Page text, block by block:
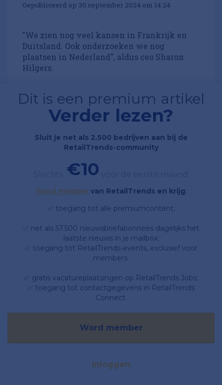
Gepubliceerd op 30 september 2024 om 14:24
"We zien nog veel kansen in Frankrijk en
Duitsland. Ook onderzoeken we nog
plaatsen in Nederland", aldus ceo Sharon
Hilgers.
Dit is een premium artikel
Verder lezen?
Sluit je net als 2.500 bedrijven aan bij de
RetailTrends-community
€10
Word member van RetailTrends en krijg;
✅ toegang tot alle premiumcontent;
✅ net als 57.500 nieuwsbriefabonnees dagelijks het
laatste nieuws in je mailbox;
✅ toegang tot RetailTrends-events, exclusief voor
members.
✅ gratis vacatureplaatsingen op RetailTrends Jobs;
✅ toegang tot contactgegevens in RetailTrends
Connect.
Word member
Inloggen